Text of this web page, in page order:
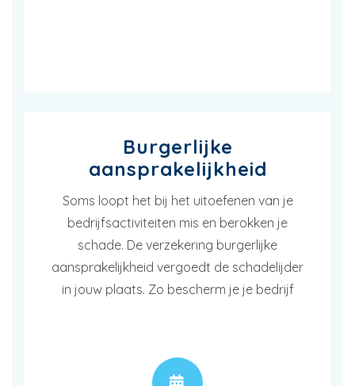
Burgerlijke
aansprakelijkheid
Soms loopt het bij het uitoefenen van je
bedrijfsactiviteiten mis en berokken je
schade. De verzekering burgerlijke
aansprakelijkheid vergoedt de schadelijder
in jouw plaats. Zo bescherm je je bedrijf